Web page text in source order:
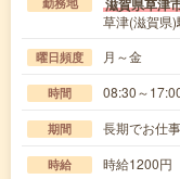
滋賀県草津
草津(滋賀県
曜日頻度 月～金
時間 08:30～
期間 長期でお仕
時給 時給1200円